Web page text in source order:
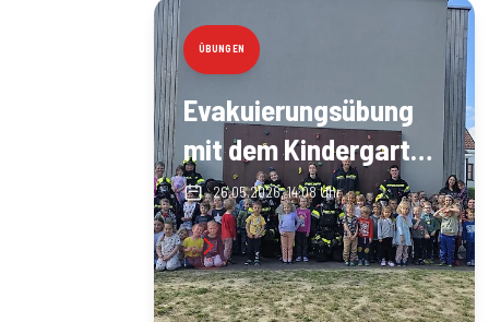
ÜBUNGEN
Evakuierungsübung
mit dem Kindergarten
Droß26.05.2026, 14:08 Uhr